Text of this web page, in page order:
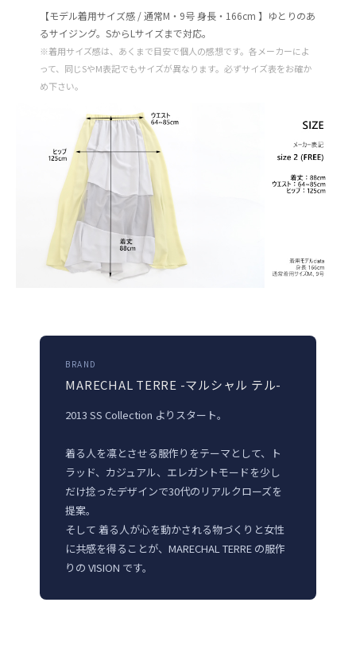
【モデル着用サイズ感 / 通常M・9号 身長・166cm 】ゆとりのあ
るサイジング。SからLサイズまで対応。
※着用サイズ感は、あくまで目安で個人の感想です。各メーカーによ
って、同じSやM表記でもサイズが異なります。必ずサイズ表をお確か
め下さい。
BRAND
MARECHAL TERRE -マルシャル テル-
2013 SS Collection よりスタート。
着る人を凛とさせる服作りをテーマとして、ト
ラッド、カジュアル、エレガントモードを少し
だけ捻ったデザインで30代のリアルクローズを
提案。
そして 着る人が心を動かされる物づくりと女性
に共感を得ることが、MARECHAL TERRE の服作
りの VISION です。